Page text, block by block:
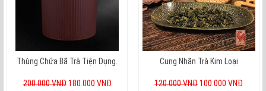
Thùng Chứa Bã Trà Tiện Dụng.
200.000 VNĐ 180.000 VNĐ
Cung Nhãn Trà Kim Loại
120.000 VNĐ100.000 VNĐ